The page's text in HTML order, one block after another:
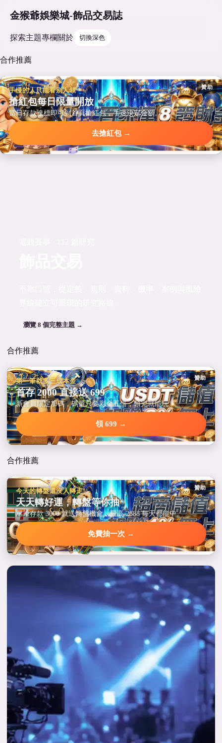
金猴爺娛樂城-飾品交易誌
探索主題專欄關於 切換深色
合作推薦
贊助
手慢的人只能看別人領
搶紅包每日限量開放
當日存款達標即可到首頁搶紅包，手速決定金額。
去搶紅包 →
瀏覽 8 個完整主題 →
合作推薦
贊助
第一筆就多三成本金
首存 2000 直接送 699
新會員限定加碼，碼量只要彩金五倍，領完就能玩。
領 699 →
合作推薦
贊助
今天的轉盤還沒人轉走
天天轉好運，轉盤等你抽
單筆存款 3000 就送轉盤機會，最高 2888 每天都能中。
免費抽一次 →